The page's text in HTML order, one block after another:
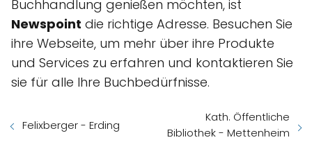
Buchhandlung genießen möchten, ist
Newspoint die richtige Adresse. Besuchen Sie
ihre Webseite, um mehr über ihre Produkte
und Services zu erfahren und kontaktieren Sie
sie für alle Ihre Buchbedürfnisse.
Felixberger - Erding
Kath. Öffentliche
Bibliothek - Mettenheim